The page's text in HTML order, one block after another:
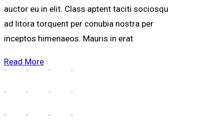
auctor eu in elit. Class aptent taciti sociosqu
ad litora torquent per conubia nostra per
inceptos himenaeos. Mauris in erat
Read More